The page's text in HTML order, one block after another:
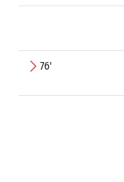
76'